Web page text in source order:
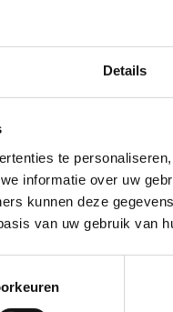
Details
te
informatie over uw
kunnen deze
van uw gebruik van